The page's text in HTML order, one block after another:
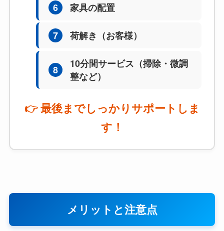
6 家具の配置
7 荷解き（お客様）
8
10分間サービス（掃除・微調
整など）
👉 最後までしっかりサポートしま
す！
メリットと注意点